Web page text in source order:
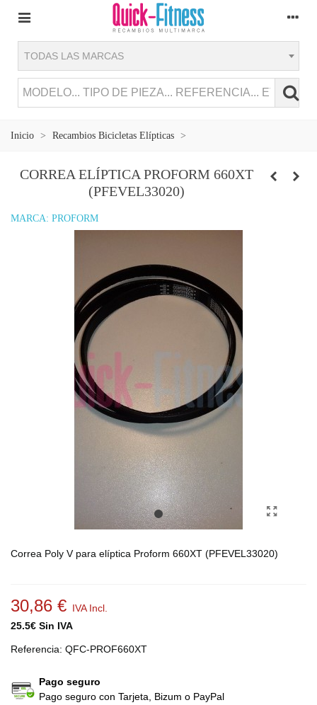
TODAS LAS MARCAS
Inicio > Recambios Bicicletas Elípticas >
CORREA ELÍPTICA PROFORM 660XT
(PFEVEL33020)
MARCA: PROFORM
Correa Poly V para elíptica Proform 660XT (PFEVEL33020)
30,86 € IVA Incl.
25.5€ Sin IVA
Referencia: QFC-PROF660XT
Pago seguro
Pago seguro con Tarjeta, Bizum o PayPal